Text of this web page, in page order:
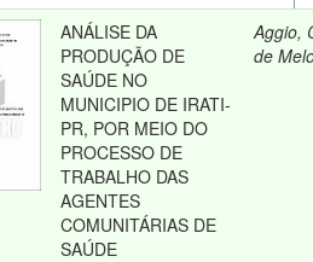
ANÁLISE DA
PRODUÇÃO DE
SAÚDE NO
MUNICIPIO DE IRATI-
PR, POR MEIO DO
PROCESSO DE
TRABALHO DAS
AGENTES
COMUNITÁRIAS DE
SAÚDE
Aggio,
de